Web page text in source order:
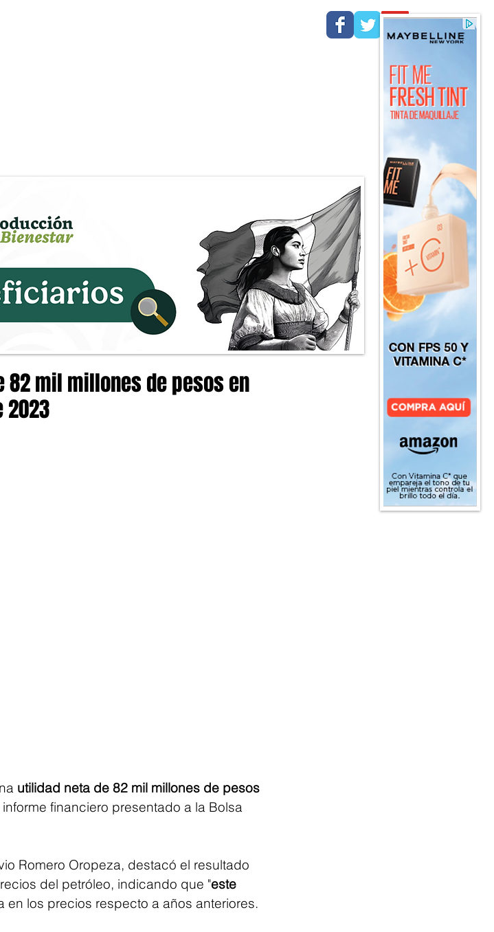
82 mil millones de pesos en
utilidad neta de 82 mil millones de pesos
financiero presentado a la Bolsa
Romero Oropeza, destacó el resultado
del petróleo, indicando que "este
en los precios respecto a años anteriores.